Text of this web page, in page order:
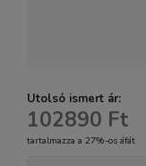
Utolsó ismert ár:
102890 Ft
tartalmazza a 27%-os áfát